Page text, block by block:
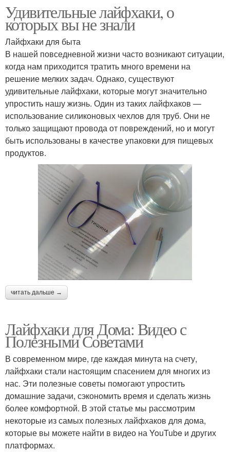
Удивительные лайфхаки, о
которых вы не знали
Лайфхаки для быта
В нашей повседневной жизни часто возникают ситуации,
когда нам приходится тратить много времени на
решение мелких задач. Однако, существуют
удивительные лайфхаки, которые могут значительно
упростить нашу жизнь. Один из таких лайфхаков —
использование силиконовых чехлов для труб. Они не
только защищают провода от повреждений, но и могут
быть использованы в качестве упаковки для пищевых
продуктов.
читать дальше →
Лайфхаки для Дома: Видео с
Полезными Советами
В современном мире, где каждая минута на счету,
лайфхаки стали настоящим спасением для многих из
нас. Эти полезные советы помогают упростить
домашние задачи, сэкономить время и сделать жизнь
более комфортной. В этой статье мы рассмотрим
некоторые из самых полезных лайфхаков для дома,
которые вы можете найти в видео на YouTube и других
платформах.